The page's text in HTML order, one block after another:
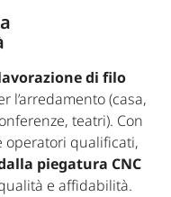
di filo
l’arredamento (casa,
teatri). Con
operatori qualificati,
piegatura CNC
e affidabilità.